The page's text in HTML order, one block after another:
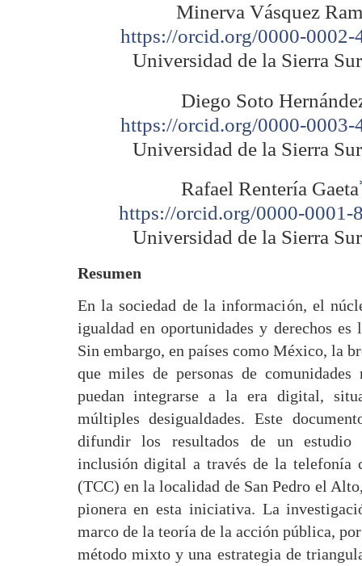
Minerva Vásquez
https://orcid.org/0000-0002-
Universidad de la Sierra
Diego Soto
https://orcid.org/0000-0003-
Universidad de la Sierra
Rafael Rentería Gaeta
https://orcid.org/0000-0001-
Universidad de la Sierra
Resumen
En la sociedad de la información, el
igualdad en oportunidades y derechos
Sin embargo, en países como México, la
que miles de personas de comunidades
puedan integrarse a la era digital,
múltiples desigualdades. Este
difundir los resultados de un
inclusión digital a través de la telefonía
(TCC) en la localidad de San Pedro el
pionera en esta iniciativa. La
marco de la teoría de la acción pública,
método mixto y una estrategia de